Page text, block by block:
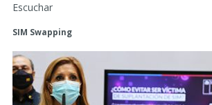
Escuchar
SIM Swapping